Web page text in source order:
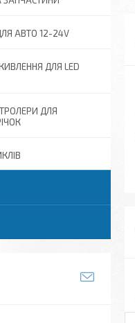
АВТО 12-24V
ДЛЯ LED
ДЛЯ